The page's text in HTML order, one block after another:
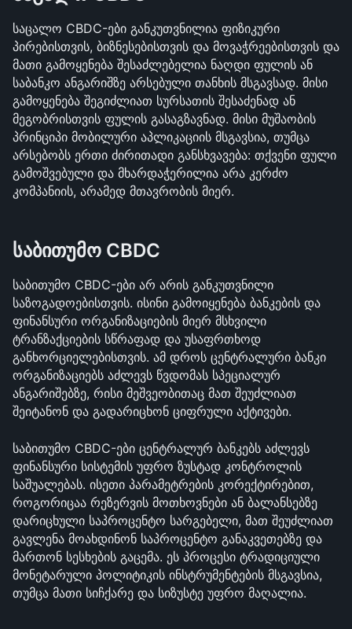
საცალო CBDC-ები განკუთვნილია ფიზიკური
პირებისთვის, ბიზნესებისთვის და მოვაჭრეებისთვის და
მათი გამოყენება შესაძლებელია ნაღდი ფულის ან
საბანკო ანგარიშზე არსებული თანხის მსგავსად. მისი
გამოყენება შეგიძლიათ სურსათის შესაძენად ან
მეგობრისთვის ფულის გასაგზავნად. მისი მუშაობის
პრინციპი მობილური აპლიკაციის მსგავსია, თუმცა
არსებობს ერთი ძირითადი განსხვავება: თქვენი ფული
გამოშვებული და მხარდაჭერილია არა კერძო
კომპანიის, არამედ მთავრობის მიერ.
საბითუმო CBDC
საბითუმო CBDC-ები არ არის განკუთვნილი
საზოგადოებისთვის. ისინი გამოიყენება ბანკების და
ფინანსური ორგანიზაციების მიერ მსხვილი
ტრანზაქციების სწრაფად და უსაფრთხოდ
განხორციელებისთვის. ამ დროს ცენტრალური ბანკი
ორგანიზაციებს აძლევს წვდომას სპეციალურ
ანგარიშებზე, რისი მეშვეობითაც მათ შეუძლიათ
შეიტანონ და გადარიცხონ ციფრული აქტივები.
საბითუმო CBDC-ები ცენტრალურ ბანკებს აძლევს
ფინანსური სისტემის უფრო ზუსტად კონტროლის
საშუალებას. ისეთი პარამეტრების კორექტირებით,
როგორიცაა რეზერვის მოთხოვნები ან ბალანსებზე
დარიცხული საპროცენტო სარგებელი, მათ შეუძლიათ
გავლენა მოახდინონ საპროცენტო განაკვეთებზე და
მართონ სესხების გაცემა. ეს პროცესი ტრადიციული
მონეტარული პოლიტიკის ინსტრუმენტების მსგავსია,
თუმცა მათი სიჩქარე და სიზუსტე უფრო მაღალია.